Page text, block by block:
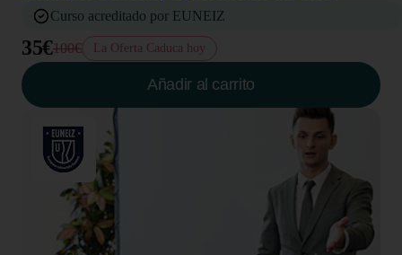
Curso acreditado por EUNEIZ
35€100€ La Oferta Caduca hoy
Añadir al carrito